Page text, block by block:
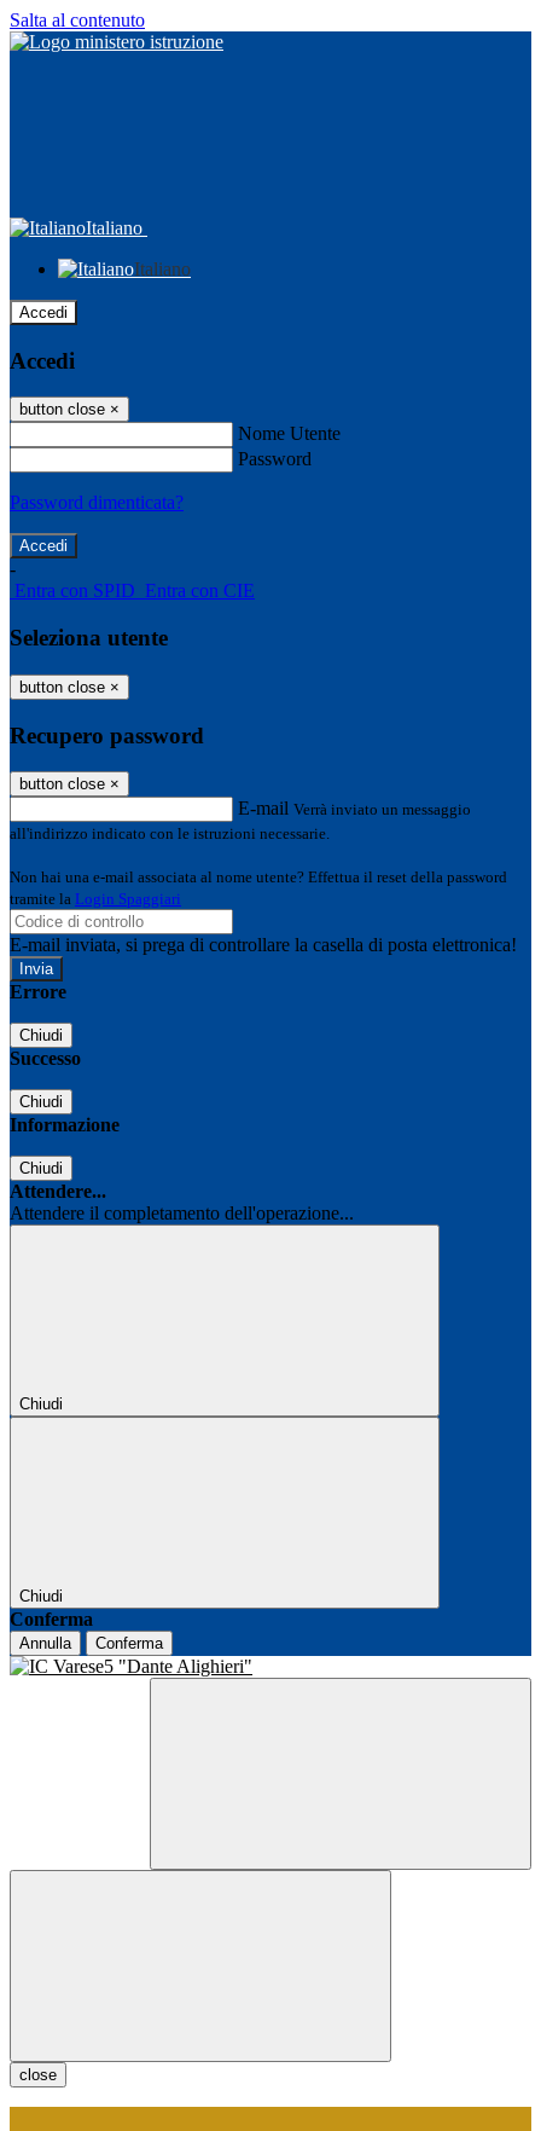
Salta al contenuto
Italiano
Italiano
Accedi
Accedi
button close ×
Nome Utente
Password
Password dimenticata?
-
Entra con SPID Entra con CIE
Seleziona utente
button close ×
Recupero password
button close ×
E-mail Verrà inviato un messaggio
all'indirizzo indicato con le istruzioni necessarie.
Non hai una e-mail associata al nome utente? Effettua il reset della password
tramite la Login Spaggiari
E-mail inviata, si prega di controllare la casella di posta elettronica!
Errore
Chiudi
Successo
Chiudi
Informazione
Chiudi
Attendere...
Attendere il completamento dell'operazione...
Chiudi
Chiudi
Conferma
Annulla Conferma
close